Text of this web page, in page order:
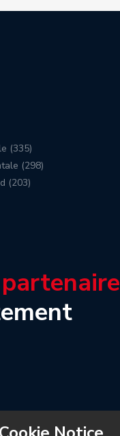
(335)
(298)
(203)
partenaire